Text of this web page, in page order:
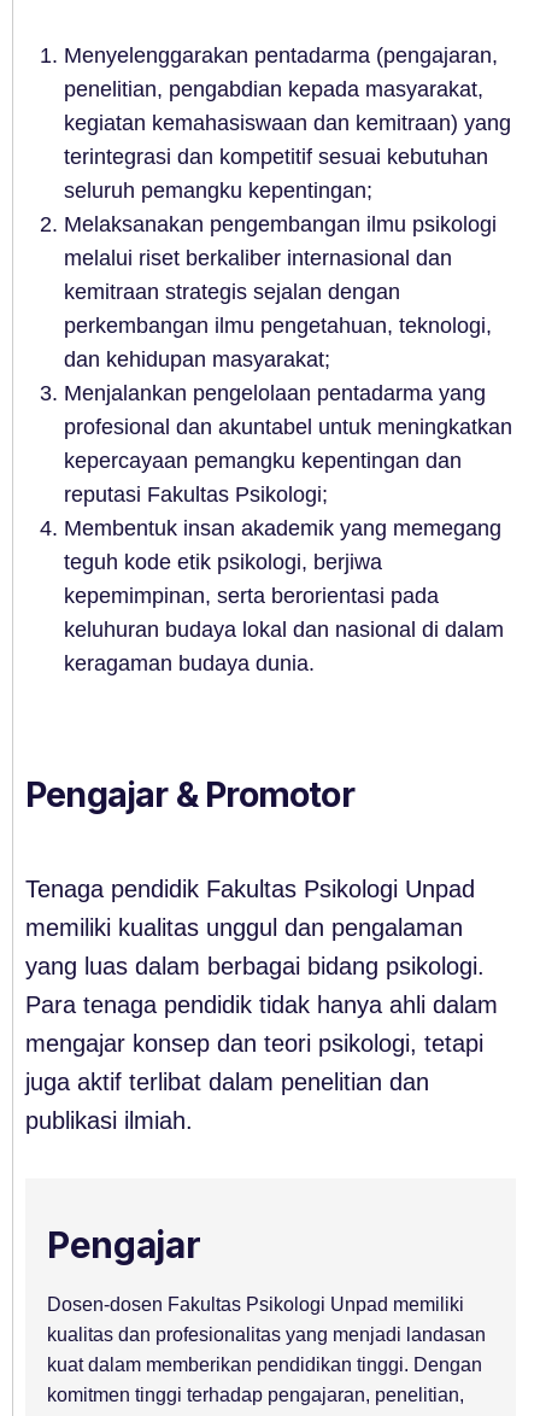
Menyelenggarakan pentadarma (pengajaran,
penelitian, pengabdian kepada masyarakat,
kegiatan kemahasiswaan dan kemitraan) yang
terintegrasi dan kompetitif sesuai kebutuhan
seluruh pemangku kepentingan;
Melaksanakan pengembangan ilmu psikologi
melalui riset berkaliber internasional dan
kemitraan strategis sejalan dengan
perkembangan ilmu pengetahuan, teknologi,
dan kehidupan masyarakat;
Menjalankan pengelolaan pentadarma yang
profesional dan akuntabel untuk meningkatkan
kepercayaan pemangku kepentingan dan
reputasi Fakultas Psikologi;
Membentuk insan akademik yang memegang
teguh kode etik psikologi, berjiwa
kepemimpinan, serta berorientasi pada
keluhuran budaya lokal dan nasional di dalam
keragaman budaya dunia.
Pengajar & Promotor
Tenaga pendidik Fakultas Psikologi Unpad
memiliki kualitas unggul dan pengalaman
yang luas dalam berbagai bidang psikologi.
Para tenaga pendidik tidak hanya ahli dalam
mengajar konsep dan teori psikologi, tetapi
juga aktif terlibat dalam penelitian dan
publikasi ilmiah.
Pengajar
Dosen-dosen Fakultas Psikologi Unpad memiliki
kualitas dan profesionalitas yang menjadi landasan
kuat dalam memberikan pendidikan tinggi. Dengan
komitmen tinggi terhadap pengajaran, penelitian,